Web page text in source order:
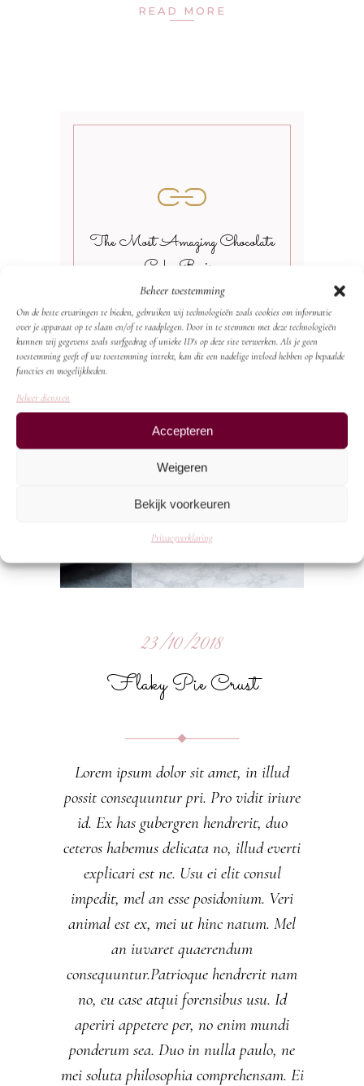
Beheer toestemming
Om de beste ervaringen te bieden, gebruiken wij technologieën zoals cookies om informatie
over je apparaat op te slaan en/of te raadplegen. Door in te stemmen met deze technologieën
kunnen wij gegevens zoals surfgedrag of unieke ID's op deze site verwerken. Als je geen
toestemming geeft of uw toestemming intrekt, kan dit een nadelige invloed hebben op bepaalde
functies en mogelijkheden.
Beheer diensten
Accepteren
Weigeren
Bekijk voorkeuren
Privacyverklaring
READ MORE
The Most Amazing Chocolate
Cake Recipe
23/10/2018
Flaky Pie Crust
Lorem ipsum dolor sit amet, in illud
possit consequuntur pri. Pro vidit iriure
id. Ex has gubergren hendrerit, duo
ceteros habemus delicata no, illud everti
explicari est ne. Usu ei elit consul
impedit, mel an esse posidonium. Veri
animal est ex, mei ut hinc natum. Mel
an iuvaret quaerendum
consequuntur.Patrioque hendrerit nam
no, eu case atqui forensibus usu. Id
aperiri appetere per, no enim mundi
ponderum sea. Duo in nulla paulo, ne
mei soluta philosophia comprehensam. Ei